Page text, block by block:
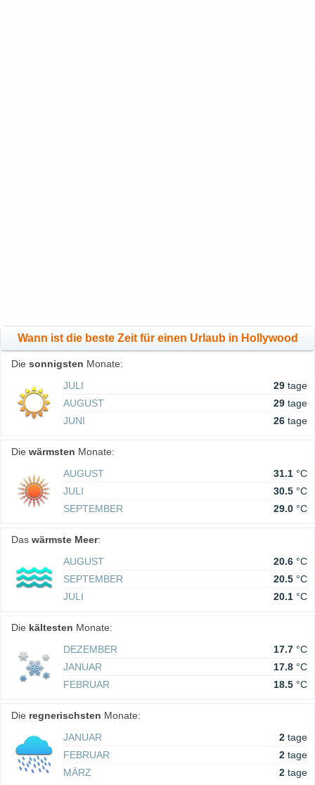
Wann ist die beste Zeit für einen Urlaub in Hollywood
Die sonnigsten Monate:
JULI
29 tage
AUGUST
29 tage
JUNI
26 tage
Die wärmsten Monate:
AUGUST
31.1 °C
JULI
30.5 °C
SEPTEMBER
29.0 °C
Das wärmste Meer:
AUGUST
20.6 °C
SEPTEMBER
20.5 °C
JULI
20.1 °C
Die kältesten Monate:
DEZEMBER
17.7 °C
JANUAR
17.8 °C
FEBRUAR
18.5 °C
Die regnerischsten Monate:
JANUAR
2 tage
FEBRUAR
2 tage
MÄRZ
2 tage